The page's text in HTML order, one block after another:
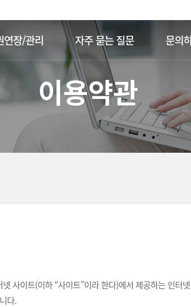
연장/관리 자주 묻는 질문 문의
이용약관
사이트(이하 “사이트”이라 한다)에서 제공하는 인터
다.